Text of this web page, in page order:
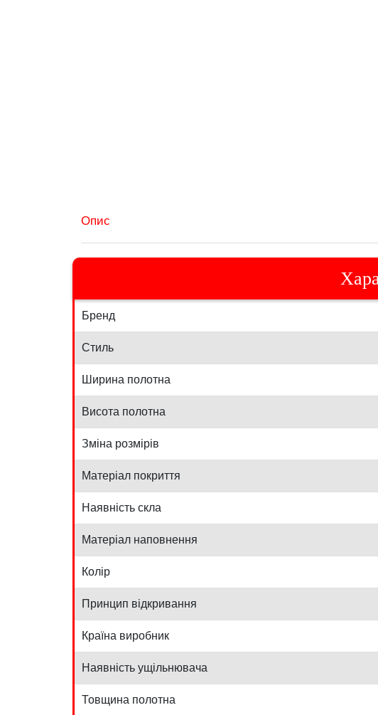
Опис
Бренд
Стиль
Ширина полотна
Висота полотна
Зміна розмірів
Матеріал покриття
Наявність скла
Матеріал наповнення
Колір
Принцип відкривання
Країна виробник
Наявність ущільнювача
Товщина полотна